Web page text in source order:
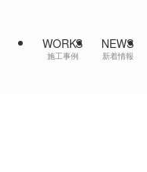
WORKS
施工事例
NEWS
新着情報